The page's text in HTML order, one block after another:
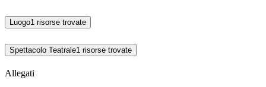
Luogo1 risorse trovate
Spettacolo Teatrale1 risorse trovate
Allegati